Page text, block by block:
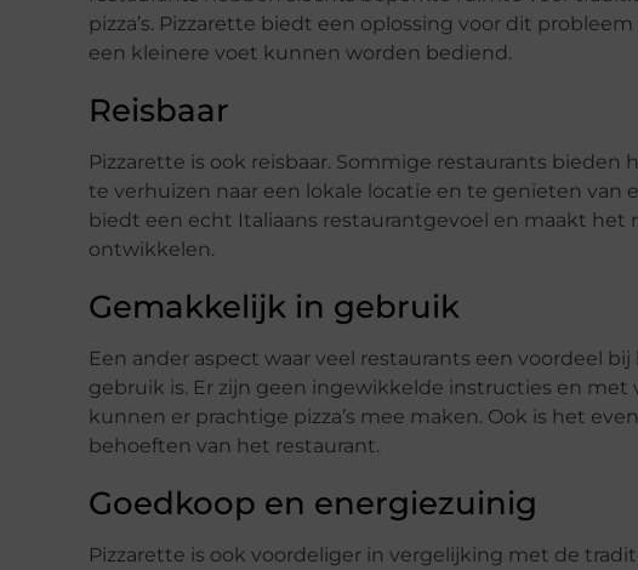
pizza’s. Pizzarette biedt een oplossing voor dit
een kleinere voet kunnen worden bediend.
Reisbaar
Pizzarette is ook reisbaar. Sommige restaurants
te verhuizen naar een lokale locatie en te genieten van
biedt een echt Italiaans restaurantgevoel en maakt het
ontwikkelen.
Gemakkelijk in gebruik
Een ander aspect waar veel restaurants een voordeel
gebruik is. Er zijn geen ingewikkelde instructies en met
kunnen er prachtige pizza’s mee maken. Ook is het
behoeften van het restaurant.
Goedkoop en energiezuinig
Pizzarette is ook voordeliger in vergelijking met de